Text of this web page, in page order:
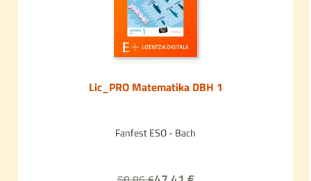
Lic_PRO Matematika DBH 1
Fanfest ESO - Bach